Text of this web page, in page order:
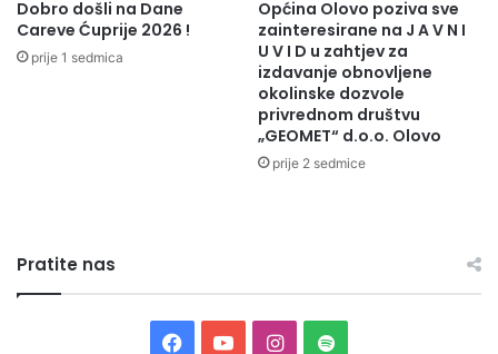
Dobro došli na Dane
Careve Ćuprije 2026 !
prije 1 sedmica
Općina Olovo poziva sve
zainteresirane na J A V N I
U V I D u zahtjev za
izdavanje obnovljene
okolinske dozvole
privrednom društvu
„GEOMET“ d.o.o. Olovo
prije 2 sedmice
Pratite nas
Facebook
YouTubeInstagram
Spotify